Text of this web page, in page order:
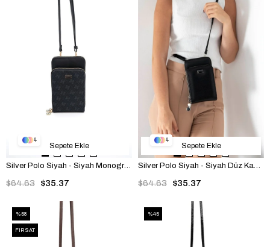
4
Silver Polo Siyah - Siyah Monogram Kadın Telefon Çantası SP1011
$35.37
$64.63
Sepete Ekle
4
$35.37
$64.63
Sepete Ekle
%58
FIRSAT
%45